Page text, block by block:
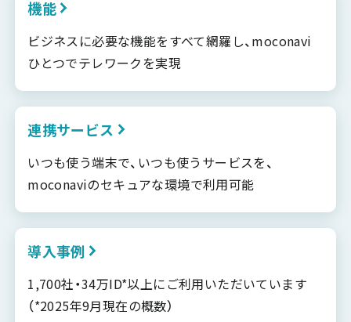
機能
ビジネスに必要な機能をすべて網羅し、moconavi
ひとつでテレワークを実現
連携サービス
いつも使う端末で、いつも使うサービスを、
moconaviのセキュアな環境で利用可能
導入事例
1,700社・34万ID*以上にご利用いただいています
（*2025年9月現在の概数）